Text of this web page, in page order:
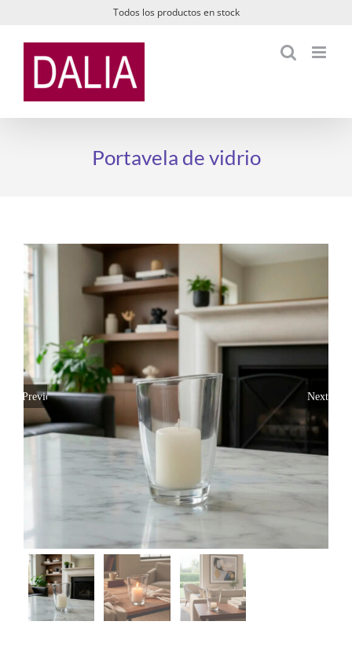
contenido
Todos los productos en stock
Portavela de vidrio
Previous Next